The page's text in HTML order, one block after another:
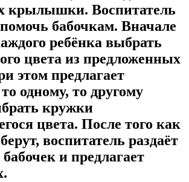
крылышки. Воспитатель
бабочкам. Вначале
ребёнка выбрать
цвета из предложенных
этом предлагает
одному, то другому
кружки
цвета. После того как
воспитатель раздаёт
и предлагает